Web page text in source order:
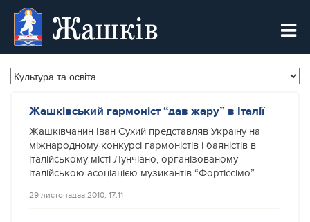
Жашків
Жашківський гармоніст “дав жару” в Італії
Жашківчанин Іван Сухий представляв Україну на
міжнародному конкурсі гармоністів і баяністів в
італійському місті Лунчіано, організованому
італійською асоціацією музикантів “Фортіссімо”.
29 листопадаа 2010, 17:11